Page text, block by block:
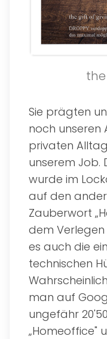
Sie prägten
noch unseren
privaten
unserem Job.
wurde im
auf den
Zauberwort
dem
es auch die
technischen
man auf
ungefähr
„Homeoffice"